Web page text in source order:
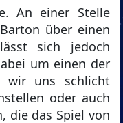
An einer Stelle
über einen
sich jedoch
um einen der
wir uns schlicht
oder auch
die das Spiel von